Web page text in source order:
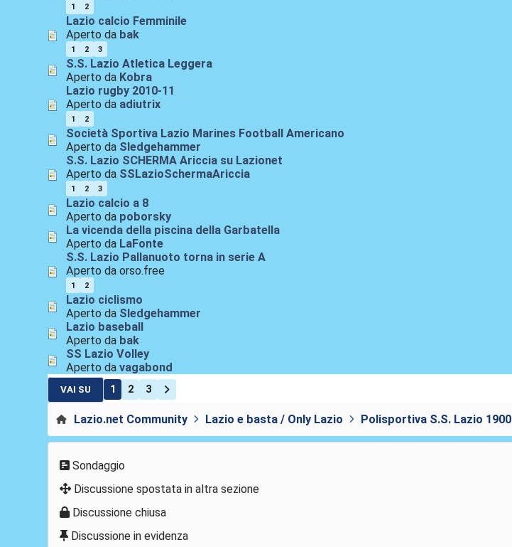
1 2
Lazio calcio Femminile
Aperto da bak
1 2 3
S.S. Lazio Atletica Leggera
Aperto da Kobra
Lazio rugby 2010-11
Aperto da adiutrix
1 2
Società Sportiva Lazio Marines Football Americano
Aperto da Sledgehammer
S.S. Lazio SCHERMA Ariccia su Lazionet
Aperto da SSLazioSchermaAriccia
1 2 3
Lazio calcio a 8
Aperto da poborsky
La vicenda della piscina della Garbatella
Aperto da LaFonte
S.S. Lazio Pallanuoto torna in serie A
Aperto da orso.free
1 2
Lazio ciclismo
Aperto da Sledgehammer
Lazio baseball
Aperto da bak
SS Lazio Volley
Aperto davagabond
VAI SU 1 2 3
Lazio.net Community Lazio e basta / Only Lazio Polisportiva S.S. Lazio 1900
Sondaggio
Discussione spostata in altra sezione
Discussione chiusa
Discussione in evidenza